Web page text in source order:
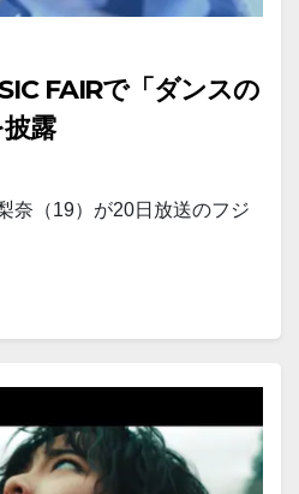
FAIRで「ダンスの
露
奈（19）が20日放送のフジ